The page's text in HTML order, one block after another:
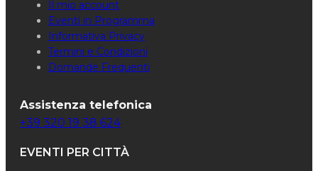
Il mio account
Eventi in Programma
Informativa Privacy
Termini e Condizioni
Domande Frequenti
Assistenza telefonica
+39 320 19 38 624
EVENTI PER CITTÀ